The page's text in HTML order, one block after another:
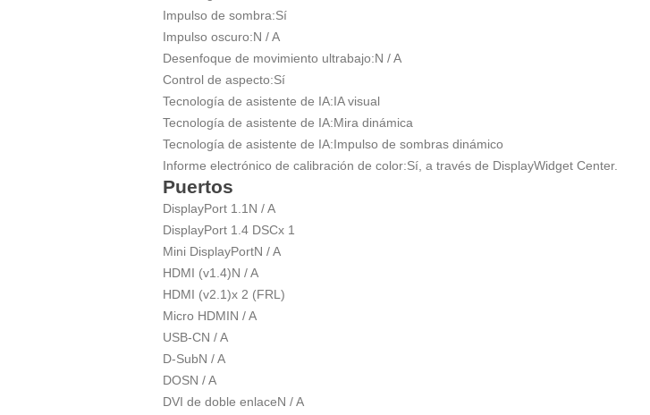
Impulso de sombra:Sí
Impulso oscuro:N / A
Desenfoque de movimiento ultrabajo:N / A
Control de aspecto:Sí
Tecnología de asistente de IA:IA visual
Tecnología de asistente de IA:Mira dinámica
Tecnología de asistente de IA:Impulso de sombras dinámico
Informe electrónico de calibración de color:Sí, a través de DisplayWidget Center.
Puertos
DisplayPort 1.1N / A
DisplayPort 1.4 DSCx 1
Mini DisplayPortN / A
HDMI (v1.4)N / A
HDMI (v2.1)x 2 (FRL)
Micro HDMIN / A
USB-CN / A
D-SubN / A
DOSN / A
DVI de doble enlaceN / A